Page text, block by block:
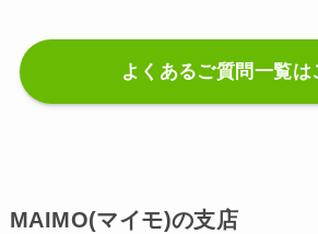
よくあるご質問一覧は
MAIMO(マイモ)の支店